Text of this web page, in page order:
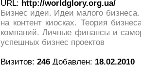
URL: http://worldglory.org.ua/
Бизнес идеи. Идеи малого
на контент киосках. Теория
компаний. Личные финансы и
успешных бизнес проектов
Визитов: 246 Добавлен: 18.02.2010